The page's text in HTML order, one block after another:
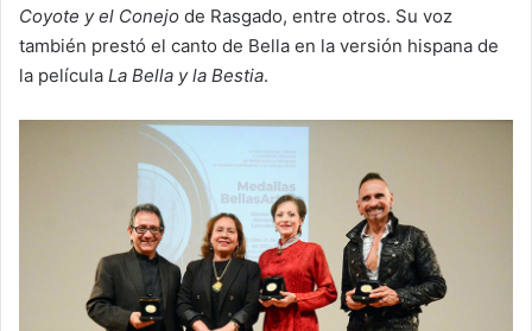
Coyote y el Conejo de Rasgado, entre otros. Su voz
también prestó el canto de Bella en la versión hispana de
la película La Bella y la Bestia.